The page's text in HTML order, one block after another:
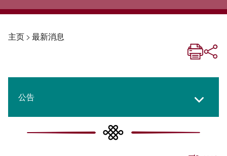
主页> 最新消息
公告
所有消息